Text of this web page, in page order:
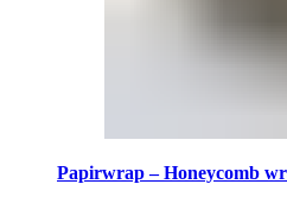
Papirwrap – Honeycomb